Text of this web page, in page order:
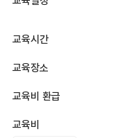
교육시간
교육장소
교육비 환급
교육비